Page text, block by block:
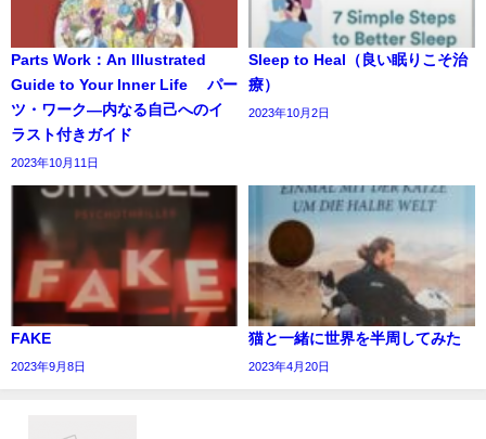
Parts Work：An Illustrated
Guide to Your Inner Life パー
ツ・ワーク―内なる自己へのイ
ラスト付きガイド
2023年10月11日
Sleep to Heal（良い眠りこそ治
療）
2023年10月2日
FAKE
2023年9月8日
猫と一緒に世界を半周してみた
2023年4月20日